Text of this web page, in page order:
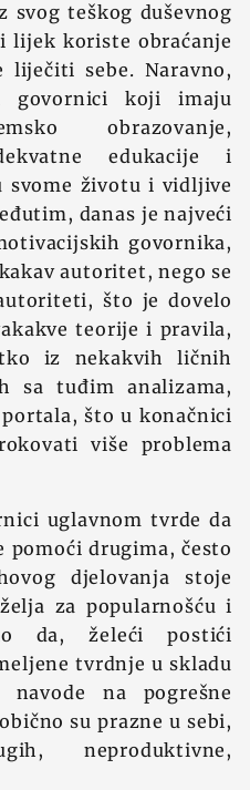
svog teškog duševnog
lijek koriste obraćanje
sebe. Naravno,
govornici koji imaju
obrazovanje,
edukacije i
svome životu i vidljive
danas je najveći
govornika,
autoritet, nego se
što je dovelo
teorije i pravila,
iz nekakvih ličnih
sa tuđim analizama,
što u konačnici
više problema
uglavnom tvrde da
pomoći drugima, često
djelovanja stoje
za popularnošću i
da, želeći postići
tvrdnje u skladu
na pogrešne
su prazne u sebi,
neproduktivne,